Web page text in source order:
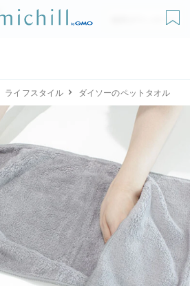
無料ダウンロード
ライフスタイル ダイソーのペットタオル